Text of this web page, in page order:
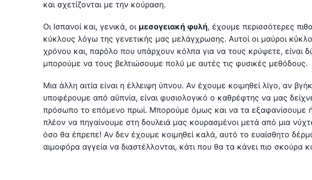
και σχετίζονται με την κούραση.
Οι Ισπανοί και, γενικά, οι μεσογειακή φυλή, έχουμε περισσότερες
κύκλους λόγω της γενετικής μας μελάγχρωσης. Αυτοί οι μαύροι
χρόνου και, παρόλο που υπάρχουν κόλπα για να τους κρύψετε, είναι
μπορούμε να τους βελτιώσουμε πολύ με αυτές τις φυσικές μεθόδους.
Μια άλλη αιτία είναι η έλλειψη ύπνου. Αν έχουμε κοιμηθεί λίγο, αν
υποφέρουμε από αϋπνία, είναι φυσιολογικό ο καθρέφτης να μας
πρόσωπο το επόμενο πρωί. Μπορούμε όμως και να τα εξαφανίσουμε
πλέον να πηγαίνουμε στη δουλειά μας κουρασμένοι μετά από μια
όσο θα έπρεπε! Αν δεν έχουμε κοιμηθεί καλά, αυτό το ευαίσθητο
αιμοφόρα αγγεία να διαστέλλονται, κάτι που θα τα κάνει πιο σκούρα